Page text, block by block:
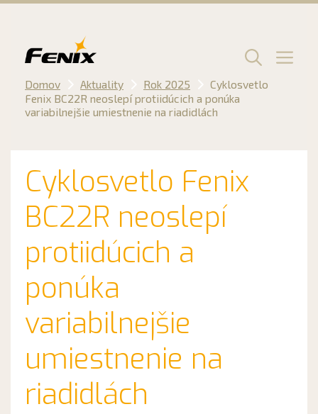
Menu
Domov Aktuality Rok 2025
Cyklosvetlo
Fenix BC22R neoslepí protiidúcich a ponúka
variabilnejšie umiestnenie na riadidlách
Cyklosvetlo Fenix
BC22R neoslepí
protiidúcich a
ponúka
variabilnejšie
umiestnenie na
riadidlách